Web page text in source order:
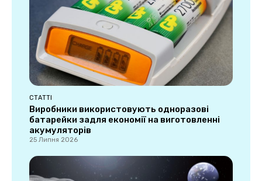
СТАТТІ
Виробники використовують одноразові
батарейки задля економії на виготовленні
акумуляторів
25 Липня 2026